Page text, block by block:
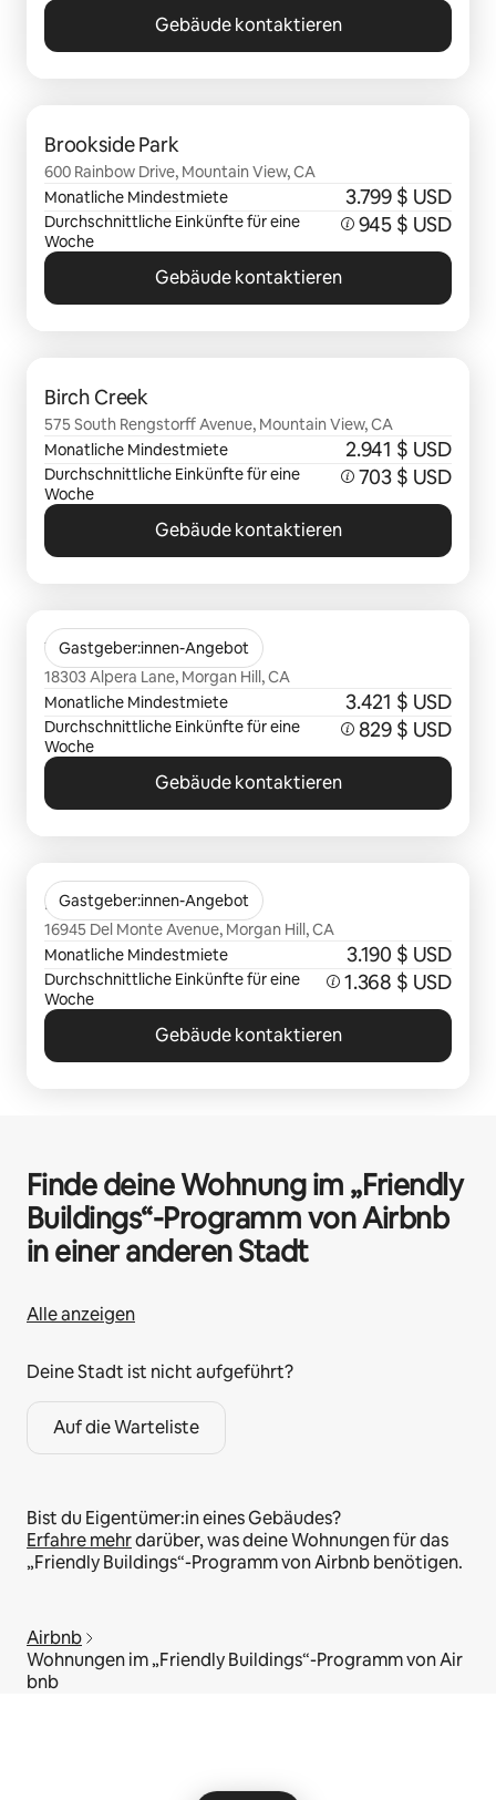
Gebäude kontaktieren
Brookside Park
600 Rainbow Drive, Mountain View, CA
Monatliche Mindestmiete
3.799 $ USD
Durchschnittliche Einkünfte für eine
Woche
945 $ USD
Gebäude kontaktieren
Birch Creek
575 South Rengstorff Avenue, Mountain View, CA
Monatliche Mindestmiete
2.941 $ USD
Durchschnittliche Einkünfte für eine
Woche
703 $ USD
Gebäude kontaktieren
Gastgeber:innen-Angebot
Vida at Morgan Hill
18303 Alpera Lane, Morgan Hill, CA
Monatliche Mindestmiete
3.421 $ USD
Durchschnittliche Einkünfte für eine
Woche
829 $ USD
Gebäude kontaktieren
Gastgeber:innen-Angebot
Monte Vista
16945 Del Monte Avenue, Morgan Hill, CA
Monatliche Mindestmiete
3.190 $ USD
Durchschnittliche Einkünfte für eine
Woche
1.368 $ USD
Gebäude kontaktieren
Finde deine Wohnung im „Friendly
Buildings“-Programm von Airbnb
in einer anderen Stadt
Alle anzeigen
Deine Stadt ist nicht aufgeführt?
Auf die Warteliste
Bist du Eigentümer:in eines Gebäudes?
Erfahre mehrdarüber, was deine Wohnungen für das
„Friendly Buildings“-Programm von Airbnb benötigen.
Airbnb
Wohnungen im „Friendly Buildings“-Programm von Air
bnb